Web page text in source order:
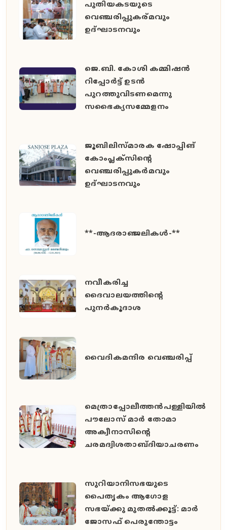
പുതിയകടയുടെ
വെഞ്ചരിപ്പുകര്മവും
ഉദ്‌ഘാടനവും
ജെ.ബി. കോശി കമ്മിഷൻ
റിപ്പോർട്ട് ഉടൻ
പുറത്തുവിടണമെന്നു
സഭൈക്യസമ്മേളനം
ജൂബിലിസ്മാരക ഷോപ്പിങ്
കോംപ്ലക്സിന്റെ
വെഞ്ചരിപ്പുകർമവും
ഉദ്ഘാടനവും
**-ആദരാഞ്ജലികൾ-**
നവീകരിച്ച
ദൈവാലയത്തിന്റെ
പുനർകൂദാശ
വൈദികമന്ദിര വെഞ്ചരിപ്പ്
മെത്രാപ്പോലീത്തൻപള്ളിയിൽ
പൗലോസ് മാർ തോമാ
അക്വീനാസിന്റെ
ചരമദ്വിശതാബ്ദിയാചരണം
സുറിയാനിസഭയുടെ
പൈതൃകം ആഗോള
സഭയ്ക്കു മുതൽക്കൂട്ട്: മാർ
ജോസഫ് പെരുന്തോട്ടം